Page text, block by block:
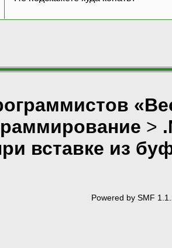
>
вставке из
Powered by SMF